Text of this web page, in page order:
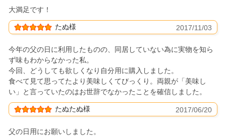
大満足です！
たぬ様 2017/11/03
今年の父の日に利用したものの、同居していない為に実物を知ら
ず味もわからなかった私。
今回、どうしても欲しくなり自分用に購入しました。
食べて見て思ってたより美味しくてびっくり。両親が「美味し
い」と言っていたのはお世辞でなかったことを確信しました。
たぬたぬ様 2017/06/20
父の日用にお願いしました。